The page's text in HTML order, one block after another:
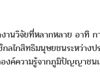
านวิจัยที่หลากหลาย อาทิ
ลไกสิทธิมนุษยชนระหว่าง
งค์ความรู้จากภูมิปัญญาชน